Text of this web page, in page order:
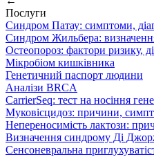
Послуги
Синдром Патау: симптоми,
Синдром Жильбера:
Остеопороз: фактори ризику,
Мікробіом кишківника
Генетичний паспорт людини
Аналізи BRCA
CarrierSeq: тест на носіння
Муковісцидоз: причини,
Непереносимість лактози:
Визначення синдрому Ді
Сенсоневральна